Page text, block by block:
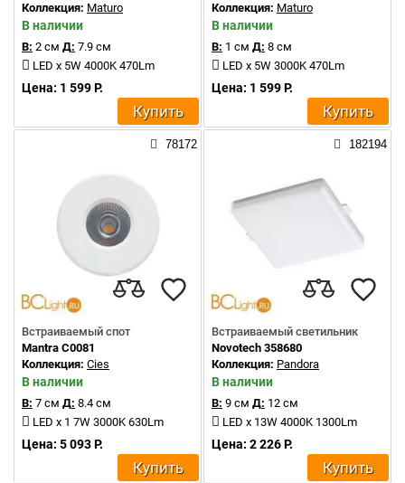
Коллекция: Maturo
В наличии
В: 2 см Д: 7.9 см
LED x 5W 4000K 470Lm
Цена: 1 599 Р.
Купить
Коллекция: Maturo
В наличии
В: 1 см Д: 8 см
LED x 5W 3000K 470Lm
Цена: 1 599 Р.
Купить
78172
Встраиваемый спот
Mantra C0081
Коллекция: Cies
В наличии
В: 7 см Д: 8.4 см
LED x 1 7W 3000K 630Lm
Цена: 5 093 Р.
Купить
182194
Встраиваемый светильник
Novotech 358680
Коллекция: Pandora
В наличии
В: 9 см Д: 12 см
LED x 13W 4000K 1300Lm
Цена: 2 226 Р.
Купить